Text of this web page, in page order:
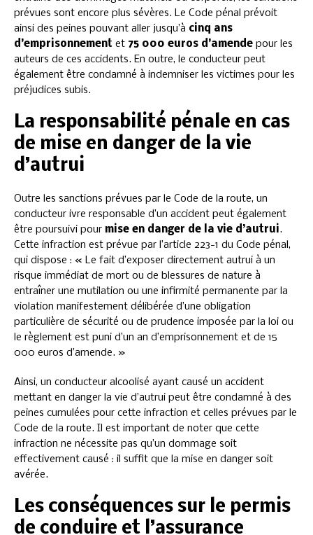
prévues sont encore plus sévères. Le Code pénal prévoit
ainsi des peines pouvant aller jusqu’à cinq ans
d’emprisonnement et 75 000 euros d’amende pour les
auteurs de ces accidents. En outre, le conducteur peut
également être condamné à indemniser les victimes pour les
préjudices subis.
La responsabilité pénale en cas
de mise en danger de la vie
d’autrui
Outre les sanctions prévues par le Code de la route, un
conducteur ivre responsable d’un accident peut également
être poursuivi pour mise en danger de la vie d’autrui.
Cette infraction est prévue par l’article 223-1 du Code pénal,
qui dispose : « Le fait d’exposer directement autrui à un
risque immédiat de mort ou de blessures de nature à
entraîner une mutilation ou une infirmité permanente par la
violation manifestement délibérée d’une obligation
particulière de sécurité ou de prudence imposée par la loi ou
le règlement est puni d’un an d’emprisonnement et de 15
000 euros d’amende. »
Ainsi, un conducteur alcoolisé ayant causé un accident
mettant en danger la vie d’autrui peut être condamné à des
peines cumulées pour cette infraction et celles prévues par le
Code de la route. Il est important de noter que cette
infraction ne nécessite pas qu’un dommage soit
effectivement causé : il suffit que la mise en danger soit
avérée.
Les conséquences sur le permis
de conduire et l’assurance